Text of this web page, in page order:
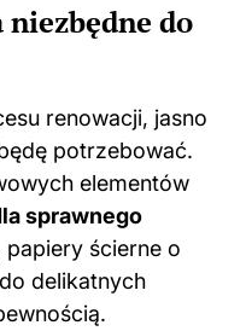
do
renowacji, jasno
potrzebować.
elementów
sprawnego
papiery ścierne o
delikatnych